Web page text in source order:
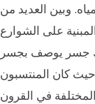
وبين العديد من
على الشوارع
جسر يوصف بجسر
كان المنتسبون
في القرون